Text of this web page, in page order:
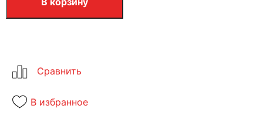
В избранное